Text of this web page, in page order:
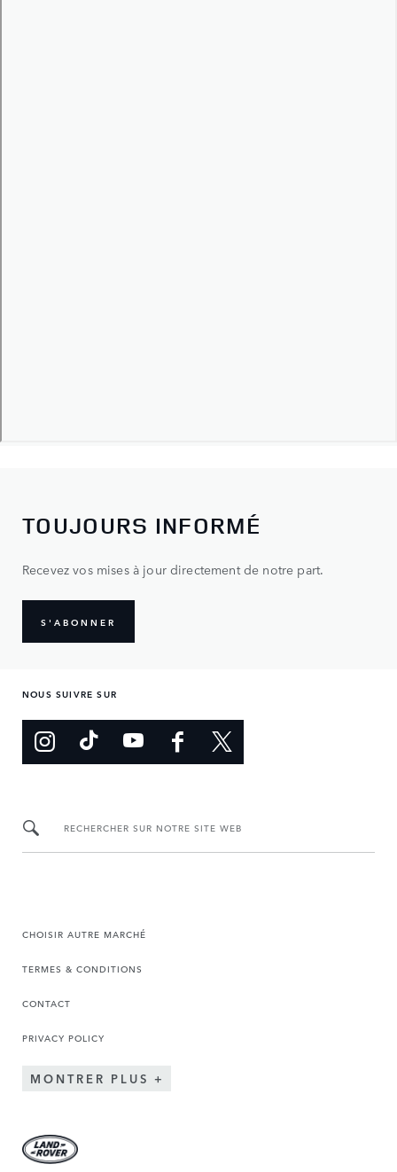
TOUJOURS INFORMÉ
Recevez vos mises à jour directement de notre part.
S'ABONNER
NOUS SUIVRE SUR
RECHERCHER SUR NOTRE SITE WEB
CHOISIR AUTRE MARCHÉ
TERMES & CONDITIONS
CONTACT
PRIVACY POLICY
MONTRER PLUS